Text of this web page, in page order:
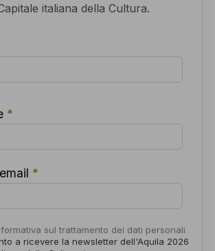
italiana della Cultura.
*
*
sul trattamento dei dati personali
a ricevere la newsletter dell'Aquila 2026